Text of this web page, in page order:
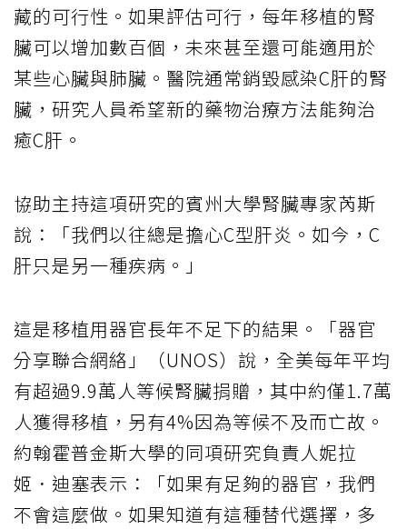
藏的可行性。如果評估可行，每年移植的腎
臟可以增加數百個，未來甚至還可能適用於
某些心臟與肺臟。醫院通常銷毀感染C肝的腎
臟，研究人員希望新的藥物治療方法能夠治
癒C肝。
協助主持這項研究的賓州大學腎臟專家芮斯
說：「我們以往總是擔心C型肝炎。如今，C
肝只是另一種疾病。」
這是移植用器官長年不足下的結果。「器官
分享聯合網絡」（UNOS）說，全美每年平均
有超過9.9萬人等候腎臟捐贈，其中約僅1.7萬
人獲得移植，另有4%因為等候不及而亡故。
約翰霍普金斯大學的同項研究負責人妮拉
姬．迪塞表示：「如果有足夠的器官，我們
不會這麼做。如果知道有這種替代選擇，多